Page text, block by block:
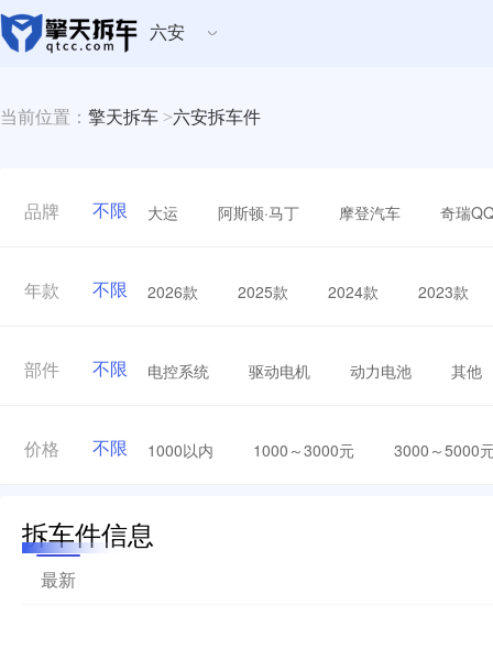
六安
当前位置： 擎天拆车 >六安拆车件
品牌 不限 大运 阿斯顿·马丁 摩登汽车 奇瑞
年款 不限 2026款 2025款 2024款 2023款
部件 不限 电控系统 驱动电机 动力电池 其他
价格 不限 1000以内 1000～3000元 3000～5000
拆车件信息
最新